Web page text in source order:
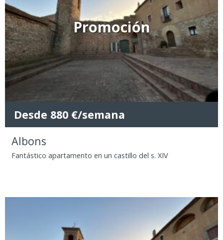
Promoción
Desde 880 €/semana
Albons
Fantástico apartamento en un castillo del s. XIV